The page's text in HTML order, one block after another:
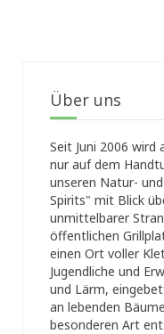
Über uns
Seit Juni 2006 wird
nur auf dem
unseren Natur-
Spirits" mit Blick
unmittelbarer
öffentlichen
einen Ort voller
Jugendliche und
und Lärm,
an lebenden
besonderen Art